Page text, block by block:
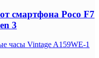
смартфона Poco F7
3
часы Vintage A159WE-1